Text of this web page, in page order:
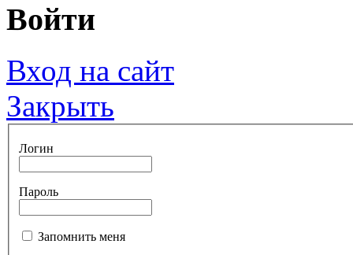
Войти
Вход на сайт
Закрыть
Логин
Пароль
Запомнить меня